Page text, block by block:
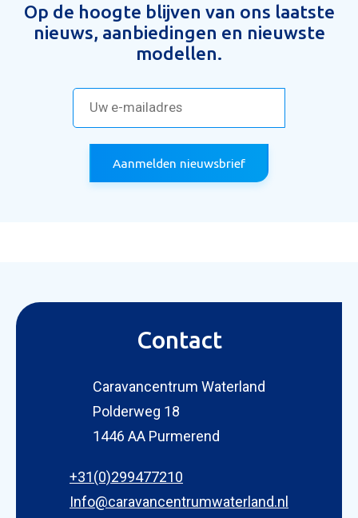
Op de hoogte blijven van ons laatste
nieuws, aanbiedingen en nieuwste
modellen.
Aanmelden nieuwsbrief
Contact
Caravancentrum Waterland
Polderweg 18
1446 AA Purmerend
+31(0)299477210
Info@caravancentrumwaterland.nl